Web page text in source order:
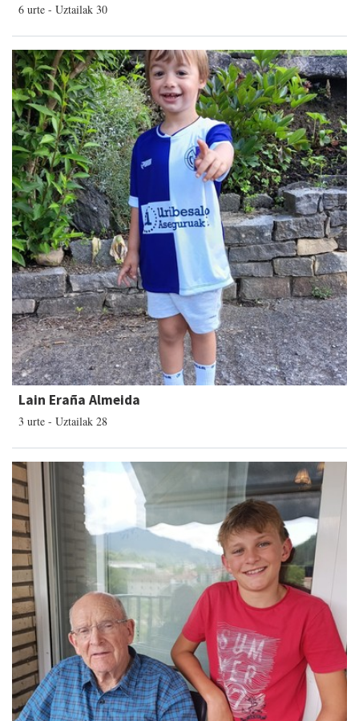
6 urte - Uztailak 30
Lain Eraña Almeida
3 urte - Uztailak 28